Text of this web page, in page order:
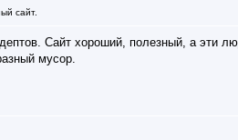
сайт.
Сайт хороший, полезный, а эти
мусор.